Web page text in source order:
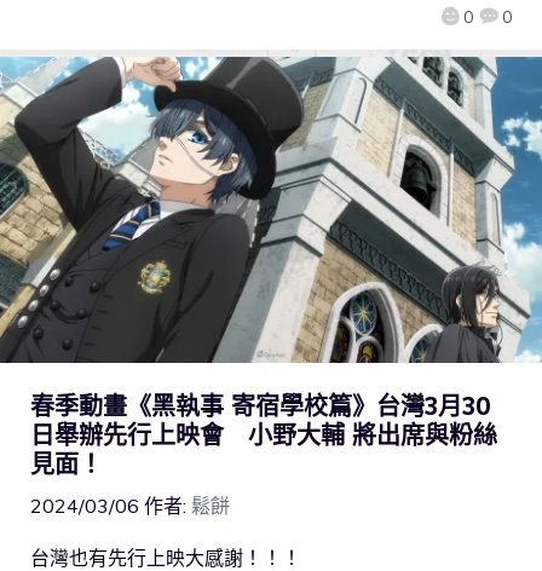
0 0
春季動畫《黑執事 寄宿學校篇》台灣3月30
日舉辦先行上映會 小野大輔 將出席與粉絲
見面！
2024/03/06 作者: 鬆餅
台灣也有先行上映大感謝！！！